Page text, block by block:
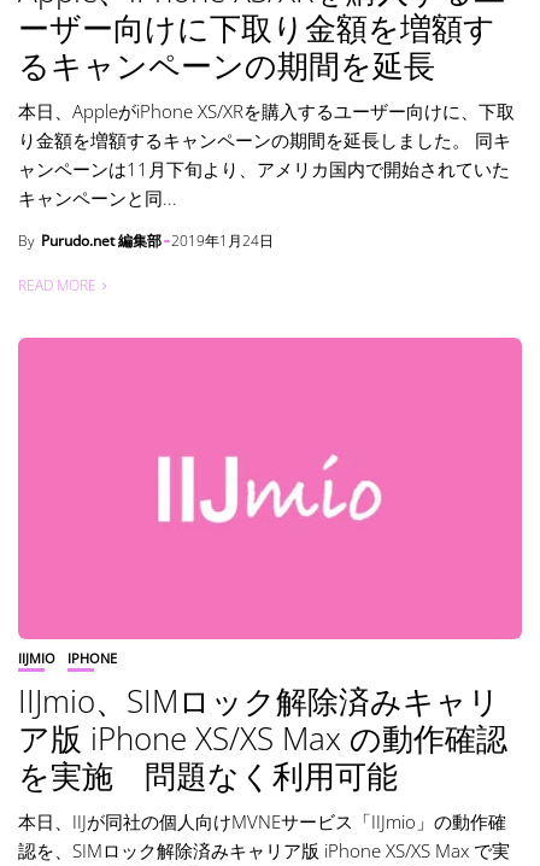
ーザー向けに下取り金額を増額す
るキャンペーンの期間を延長
本日、AppleがiPhone XS/XRを購入するユーザー向けに、下取
り金額を増額するキャンペーンの期間を延長しました。 同キ
ャンペーンは11月下旬より、アメリカ国内で開始されていた
キャンペーンと同...
By Purudo.net 編集部 2019年1月24日
READ MORE
IIJMIO IPHONE
IIJmio、SIMロック解除済みキャリ
ア版 iPhone XS/XS Max の動作確認
を実施 問題なく利用可能
本日、IIJが同社の個人向けMVNEサービス「IIJmio」の動作確
認を、SIMロック解除済みキャリア版 iPhone XS/XS Max で実